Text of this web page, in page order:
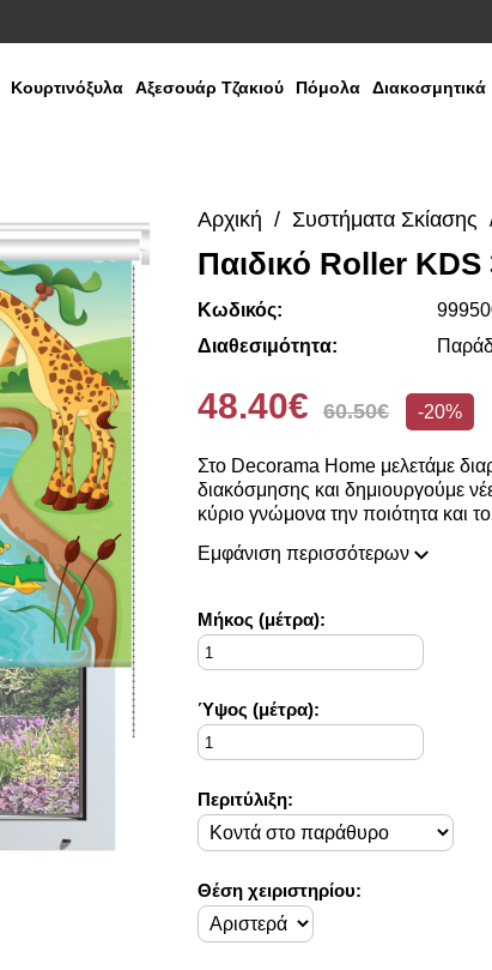
Κουρτινόξυλα Αξεσουάρ Τζακιού Πόμολα Διακοσμητικά
Αρχική Συστήματα Σκίασης
Παιδικό Roller KDS
Κωδικός:
Διαθεσιμότητα:
48.40€ 60.50€ -20%
Στο Decorama Home μελετάμε
διακόσμησης και δημιουργούμε
κύριο γνώμονα την ποιότητα και
Η συλλογή μας ανανεώνεται ριζικά
Στο Decorama Home έχουμε ως
στο προσωπικό σας χώρο και να
Εμφάνιση περισσότερων
Mήκος (μέτρα):
Ύψος (μέτρα):
Περιτύλιξη:
Θέση χειριστηρίου: